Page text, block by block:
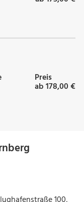
Preis
ab 178,00 €